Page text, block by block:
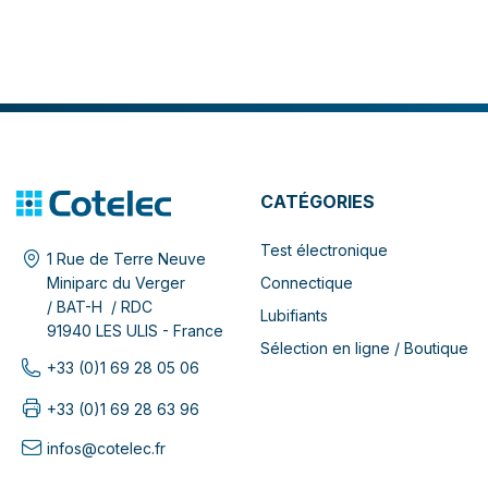
1 Rue de Terre Neuve
Miniparc du Verger
/ BAT-H / RDC
91940 LES ULIS - France
+33 (0)1 69 28 05 06
+33 (0)1 69 28 63 96
infos@cotelec.fr
CATÉGORIES
Test électronique
Connectique
Lubifiants
Sélection en ligne / Boutique